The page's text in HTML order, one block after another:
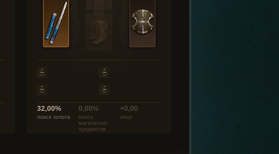
32,00%
поиск золота
0,00%
поиск
магических
предметов
+0,00
опыт